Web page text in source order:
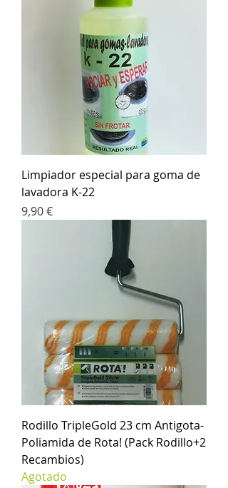
Limpiador especial para goma de
lavadora K-22
Precio
9,90 €
Rodillo TripleGold 23 cm Antigota-
Poliamida de Rota! (Pack Rodillo+2
Recambios)
Agotado